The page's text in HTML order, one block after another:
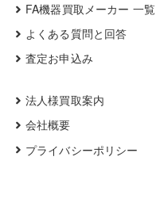
FA機器買取メーカー 一覧
よくある質問と回答
査定お申込み
法人様買取案内
会社概要
プライバシーポリシー